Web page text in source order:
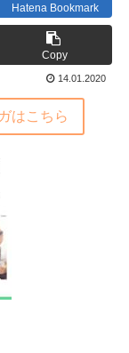
Hatena Bookmark
Copy
14.01.2020
はこちら